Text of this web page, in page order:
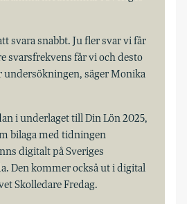
svara snabbt. Ju fler svar vi får
svarsfrekvens får vi och desto
säger Monika
i underlaget till Din Lön 2025,
bilaga med tidningen
digitalt på Sveriges
Den kommer också ut i digital
Skolledare Fredag.